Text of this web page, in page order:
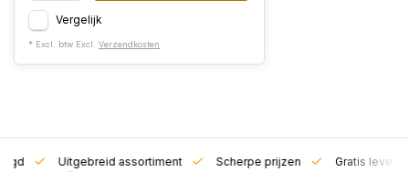
Vergelijk
* Excl. btw Excl. Verzendkosten
Uitgebreid assortiment Scherpe prijzen Gratis